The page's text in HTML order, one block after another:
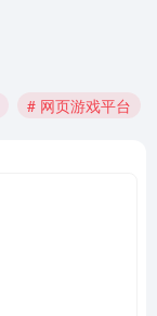
# 网页游戏平台